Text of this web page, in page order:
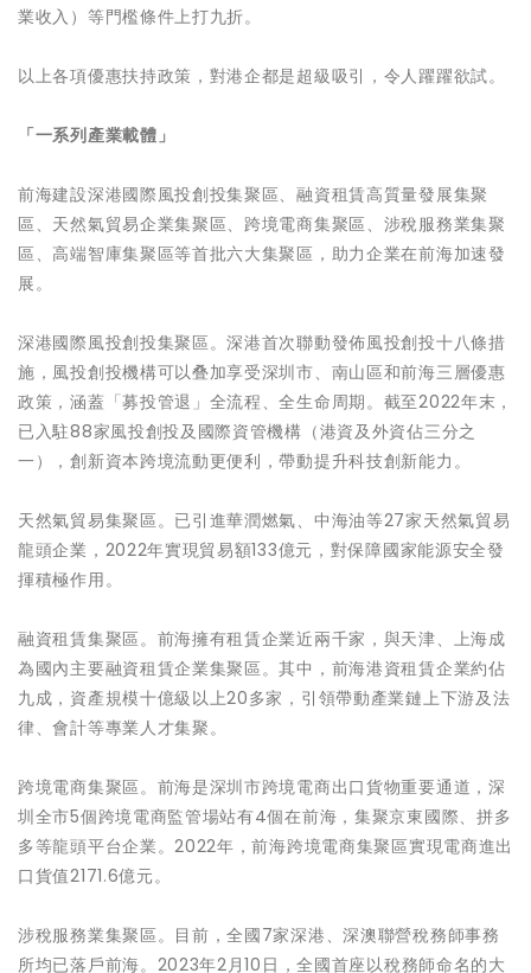
業收入）等門檻條件上打九折。
以上各項優惠扶持政策，對港企都是超級吸引，令人躍躍欲試。
「一系列產業載體」
前海建設深港國際風投創投集聚區、融資租賃高質量發展集聚
區、天然氣貿易企業集聚區、跨境電商集聚區、涉稅服務業集聚
區、高端智庫集聚區等首批六大集聚區，助力企業在前海加速發
展。
深港國際風投創投集聚區。深港首次聯動發佈風投創投十八條措
施，風投創投機構可以叠加享受深圳市、南山區和前海三層優惠
政策，涵蓋「募投管退」全流程、全生命周期。截至2022年末，
已入駐88家風投創投及國際資管機構（港資及外資佔三分之
一），創新資本跨境流動更便利，帶動提升科技創新能力。
天然氣貿易集聚區。已引進華潤燃氣、中海油等27家天然氣貿易
龍頭企業，2022年實現貿易額133億元，對保障國家能源安全發
揮積極作用。
融資租賃集聚區。前海擁有租賃企業近兩千家，與天津、上海成
為國內主要融資租賃企業集聚區。其中，前海港資租賃企業約佔
九成，資產規模十億級以上20多家，引領帶動產業鏈上下游及法
律、會計等專業人才集聚。
跨境電商集聚區。前海是深圳市跨境電商出口貨物重要通道，深
圳全市5個跨境電商監管場站有4個在前海，集聚京東國際、拼多
多等龍頭平台企業。2022年，前海跨境電商集聚區實現電商進出
口貨值2171.6億元。
涉稅服務業集聚區。目前，全國7家深港、深澳聯營稅務師事務
所均已落戶前海。2023年2月10日，全國首座以稅務師命名的大